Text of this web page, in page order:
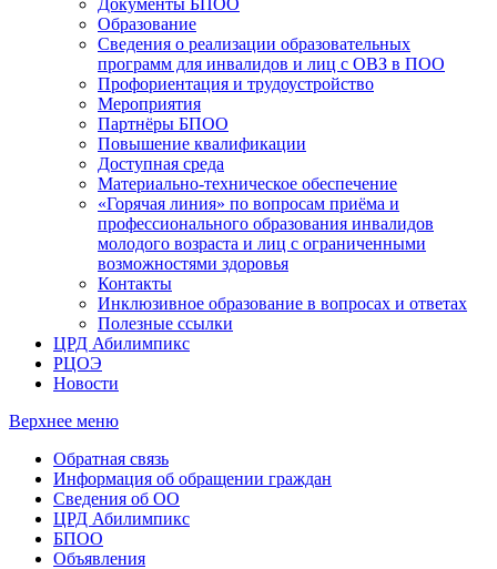
Документы БПОО
Образование
Сведения о реализации образовательных
программ для инвалидов и лиц с ОВЗ в ПОО
Профориентация и трудоустройство
Мероприятия
Партнёры БПОО
Повышение квалификации
Доступная среда
Материально-техническое обеспечение
«Горячая линия» по вопросам приёма и
профессионального образования инвалидов
молодого возраста и лиц с ограниченными
возможностями здоровья
Контакты
Инклюзивное образование в вопросах и ответах
Полезные ссылки
ЦРД Абилимпикс
РЦОЭ
Новости
Верхнее меню
Обратная связь
Информация об обращении граждан
Сведения об ОО
ЦРД Абилимпикс
БПОО
Объявления